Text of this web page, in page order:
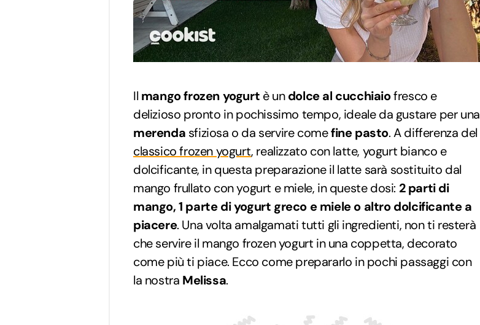
Il mango frozen yogurt è undolce al cucchiaiofresco e
delizioso pronto in pochissimo tempo, ideale da gustare per una
merenda sfiziosa o da servire comefine pasto. A differenza del
classico frozen yogurt, realizzato con latte, yogurt bianco e
dolcificante, in questa preparazione il latte sarà sostituito dal
mango frullato con yogurt e miele, in queste dosi: 2 parti di
mango, 1 parte di yogurt greco e miele o altro dolcificante a
piacere. Una volta amalgamati tutti gli ingredienti, non ti resterà
che servire il mango frozen yogurt in una coppetta, decorato
come più ti piace. Ecco come prepararlo in pochi passaggi con
la nostra Melissa.